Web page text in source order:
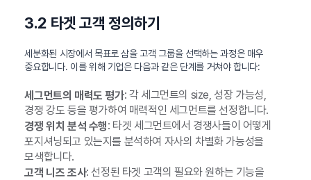
3.2 타겟 고객 정의하기
세분화된 시장에서 목표로 삼을 고객 그룹을 선택하는 과정은 매우
중요합니다. 이를 위해 기업은 다음과 같은 단계를 거쳐야 합니다:
세그먼트의 매력도 평가: 각 세그먼트의 size, 성장 가능성,
경쟁 강도 등을 평가하여 매력적인 세그먼트를 선정합니다.
경쟁 위치 분석 수행: 타겟 세그먼트에서 경쟁사들이 어떻게
포지셔닝되고 있는지를 분석하여 자사의 차별화 가능성을
모색합니다.
고객 니즈 조사: 선정된 타겟 고객의 필요와 원하는 기능을